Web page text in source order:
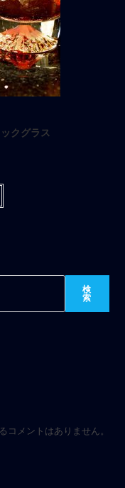
クグラス
検
索
コメントはありません。